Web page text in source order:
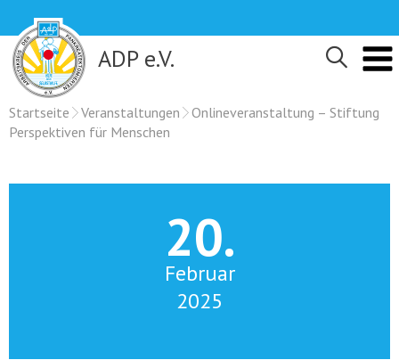
content
ADP e.V.
Startseite Veranstaltungen
Onlineveranstaltung – Stiftung
Perspektiven für Menschen
20.
Februar
2025